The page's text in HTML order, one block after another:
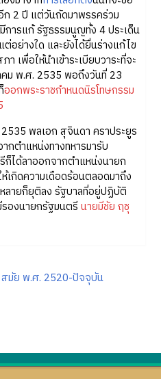
ก 2 ปี แต่วันถัดมาพรรคร่วม
การแก้ รัฐธรรมนูญทั้ง 4 ประเด็น
ต่อย่างใด และยังได้ยื่นร่างแก้ไข
เพื่อให้นำเข้าระเบียบวาระที่จะ
ม พ.ศ. 2535 พอถึงวันที่ 23
ออกพระราชกำหนดนิรโทษกรรม
พลเอก สุจินดา คราประยูร
ตำแหน่งทางทหารมารับ
ก็ได้ลาออกจากตำแหน่งนายก
เกิดความเดือดร้อนตลอดมาถึง
ลายก็ยุติลง รัฐบาลที่อยู่ปฏิบัติ
องนายกรัฐมนตรี นายมีชัย ฤชุ
สมัย พ.ศ. 2520-ปัจจุบัน